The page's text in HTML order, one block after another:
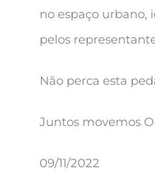
no espaço urbano,
pelos
Não perca esta
Juntos movemos
09/11/2022